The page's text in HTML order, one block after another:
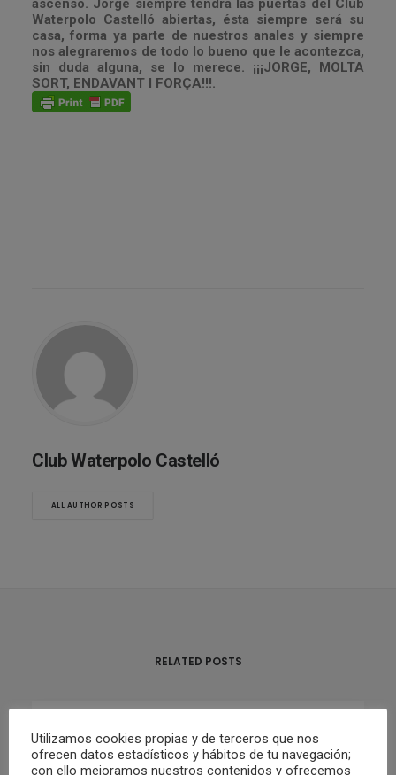
ascenso. Jorge siempre tendrá las puertas del Club
Waterpolo Castelló abiertas, ésta siempre será su
casa, forma ya parte de nuestros anales y siempre
nos alegraremos de todo lo bueno que le acontezca,
sin duda alguna, se lo merece. ¡¡¡JORGE, MOLTA
SORT, ENDAVANT I FORÇA!!!.
Club Waterpolo Castelló
ALL AUTHOR POSTS
RELATED POSTS
02/05/2022
RESUMEN FIN DE SEMANA 30/04 Y
Utilizamos cookies propias y de terceros que nos
ofrecen datos estadísticos y hábitos de tu navegación;
con ello mejoramos nuestros contenidos y ofrecemos